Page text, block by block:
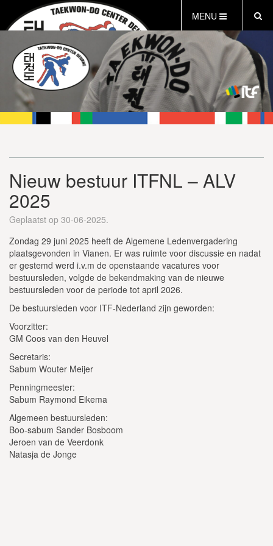
MENU
HOME
OVER ONS
WAT IS TAEKWON-DO
TCD MINI’S
INFORMATIE
AGENDA
PROEFLES AANVRAGEN
INSCHRIJFFORMULIER
Nieuw bestuur ITFNL – ALV
2025
Geplaatst op 30-06-2025.
Zondag 29 juni 2025 heeft de Algemene Ledenvergadering
plaatsgevonden in Vianen. Er was ruimte voor discussie en nadat
er gestemd werd i.v.m de openstaande vacatures voor
bestuursleden, volgde de bekendmaking van de nieuwe
bestuursleden voor de periode tot april 2026.
De bestuursleden voor ITF-Nederland zijn geworden:
Voorzitter:
GM Coos van den Heuvel
Secretaris:
Sabum Wouter Meijer
Penningmeester:
Sabum Raymond Eikema
Algemeen bestuursleden:
Boo-sabum Sander Bosboom
Jeroen van de Veerdonk
Natasja de Jonge